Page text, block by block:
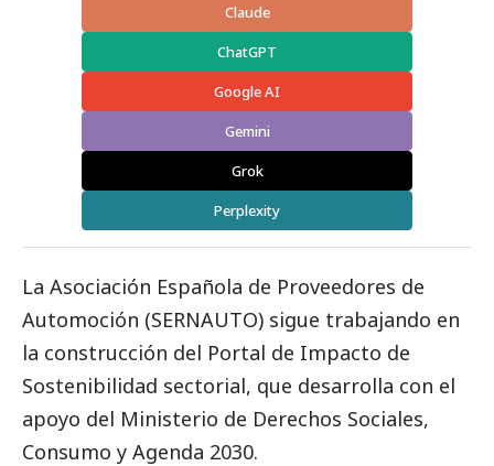
Claude
ChatGPT
Google AI
Gemini
Grok
Perplexity
La Asociación Española de Proveedores de
Automoción (SERNAUTO) sigue trabajando en
la construcción del Portal de Impacto de
Sostenibilidad sectorial, que desarrolla con el
apoyo del Ministerio de Derechos Sociales,
Consumo y Agenda 2030.